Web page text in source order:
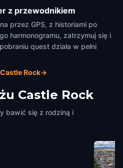
z przewodnikiem
przez GPS, z historiami po
harmonogramu, zatrzymuj się i
quest działa w pełni
Rock→
Castle Rock
bawić się z rodziną i